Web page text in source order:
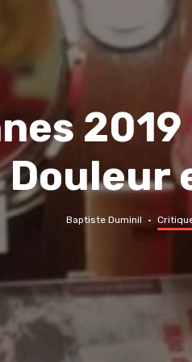
Douleur
Baptiste Duminil ·